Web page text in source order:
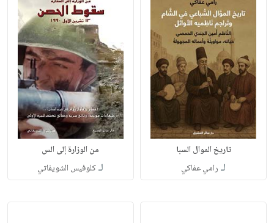
تاريخ الموال السبا
لـ رامي عفاكي
من الوزارة إلى الس
لـكلوفيس الشويفاتي